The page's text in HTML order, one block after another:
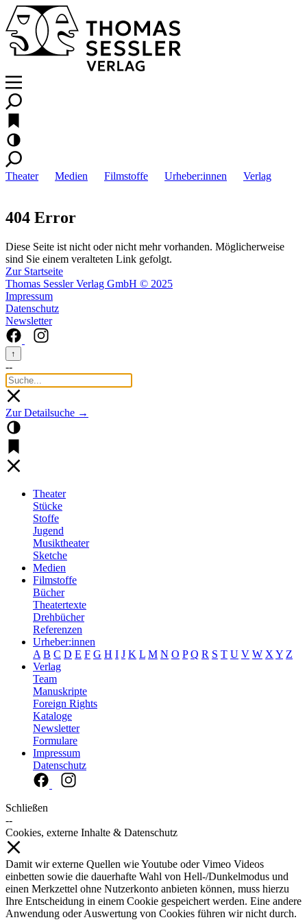
Theater Medien Filmstoffe Urheber:innen Verlag
404 Error
Diese Seite ist nicht oder nicht mehr vorhanden. Möglicherweise
sind Sie einem veralteten Link gefolgt.
Zur Startseite
Thomas Sessler Verlag GmbH © 2025
Impressum
Datenschutz
Newsletter
↑
--
Zur Detailsuche →
Theater
Stücke
Stoffe
Jugend
Musiktheater
Sketche
Medien
Filmstoffe
Bücher
Theatertexte
Drehbücher
Referenzen
Urheber:innen
A B C D E F G H I J K L M N O P Q R S T U V W X Y Z
Verlag
Team
Manuskripte
Foreign Rights
Kataloge
Newsletter
Formulare
Impressum
Datenschutz
Schließen
--
Cookies, externe Inhalte & Datenschutz
Damit wir externe Quellen wie Youtube oder Vimeo Videos
einbetten sowie die dauerhafte Wahl von Hell-/Dunkelmodus und
einen Merkzettel ohne Nutzerkonto anbieten können, muss hierzu
Ihre Entscheidung in einem Cookie gespeichert werden. Eine andere
Anwendung oder Auswertung von Cookies führen wir nicht durch.